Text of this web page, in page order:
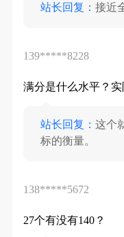
站长回复：接近
139*****8228
满分是什么水平？
站长回复：这个
标的衡量。
138*****5672
27个有没有140？